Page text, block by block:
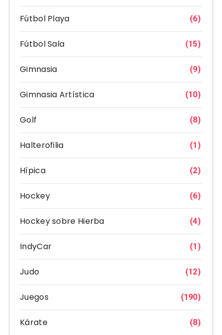
Fútbol Playa (6)
Fútbol Sala (15)
Gimnasia (9)
Gimnasia Artística (10)
Golf (8)
Halterofilia (1)
Hípica (2)
Hockey (6)
Hockey sobre Hierba (4)
IndyCar (1)
Judo (12)
Juegos (190)
Kárate (8)